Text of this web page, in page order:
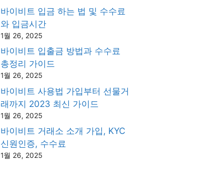
바이비트 입금 하는 법 및 수수료
와 입금시간
1월 26, 2025
바이비트 입출금 방법과 수수료
총정리 가이드
1월 26, 2025
바이비트 사용법 가입부터 선물거
래까지 2023 최신 가이드
1월 26, 2025
바이비트 거래소 소개 가입, KYC
신원인증, 수수료
1월 26, 2025